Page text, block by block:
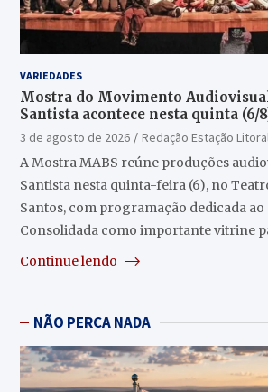
VARIEDADES
Mostra do Movimento
Santista acontece nesta quinta (6/
Guarany
3 de agosto de 2026
Redação Estação
A Mostra MABS reúne produções
Santista nesta quinta-feira (6), no
Santos, com programação dedicada
Consolidada como importante vitrine
Continue lendo
NÃO PERCA NADA